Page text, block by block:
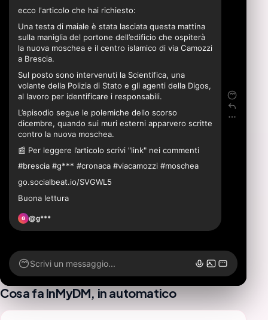
ecco l'articolo che hai richiesto:
Una testa di maiale è stata lasciata questa mattina
sulla maniglia del portone dell’edificio che ospiterà
la nuova moschea e il centro islamico di via Camozzi
a Brescia.
Sul posto sono intervenuti la Scientifica, una
volante della Polizia di Stato e gli agenti della Digos,
al lavoro per identificare i responsabili.
L’episodio segue le polemiche dello scorso
dicembre, quando sui muri esterni apparvero scritte
contro la nuova moschea.
📰 Per leggere l’articolo scrivi "link" nei commenti
#brescia #g*** #cronaca #viacamozzi #moschea
go.socialbeat.io/SVGWL5
Buona lettura
G @g***
Scrivi un messaggio...
Cosa fa InMyDM, in automatico